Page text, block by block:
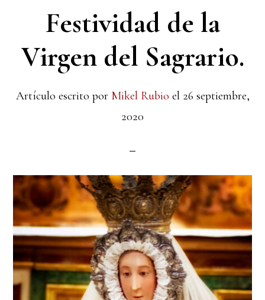
Festividad de la
Virgen del Sagrario.
Artículo escrito por Mikel Rubio el 26 septiembre,
2020